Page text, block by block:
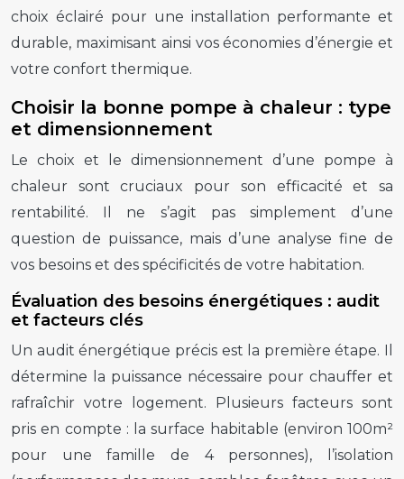
choix éclairé pour une installation performante et
durable, maximisant ainsi vos économies d’énergie et
votre confort thermique.
Choisir la bonne pompe à chaleur : type
et dimensionnement
Le choix et le dimensionnement d’une pompe à
chaleur sont cruciaux pour son efficacité et sa
rentabilité. Il ne s’agit pas simplement d’une
question de puissance, mais d’une analyse fine de
vos besoins et des spécificités de votre habitation.
Évaluation des besoins énergétiques : audit
et facteurs clés
Un audit énergétique précis est la première étape. Il
détermine la puissance nécessaire pour chauffer et
rafraîchir votre logement. Plusieurs facteurs sont
pris en compte : la surface habitable (environ 100m²
pour une famille de 4 personnes), l’isolation